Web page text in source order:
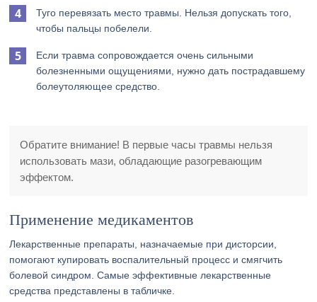
Туго перевязать место травмы. Нельзя допускать того,
чтобы пальцы побелели.
Если травма сопровождается очень сильными
болезненными ощущениями, нужно дать пострадавшему
болеутоляющее средство.
Обратите внимание! В первые часы травмы нельзя
использовать мази, обладающие разогревающим
эффектом.
Применение медикаментов
Лекарственные препараты, назначаемые при дисторсии,
помогают купировать воспалительный процесс и смягчить
болевой синдром. Самые эффективные лекарственные
средства представлены в табличке.